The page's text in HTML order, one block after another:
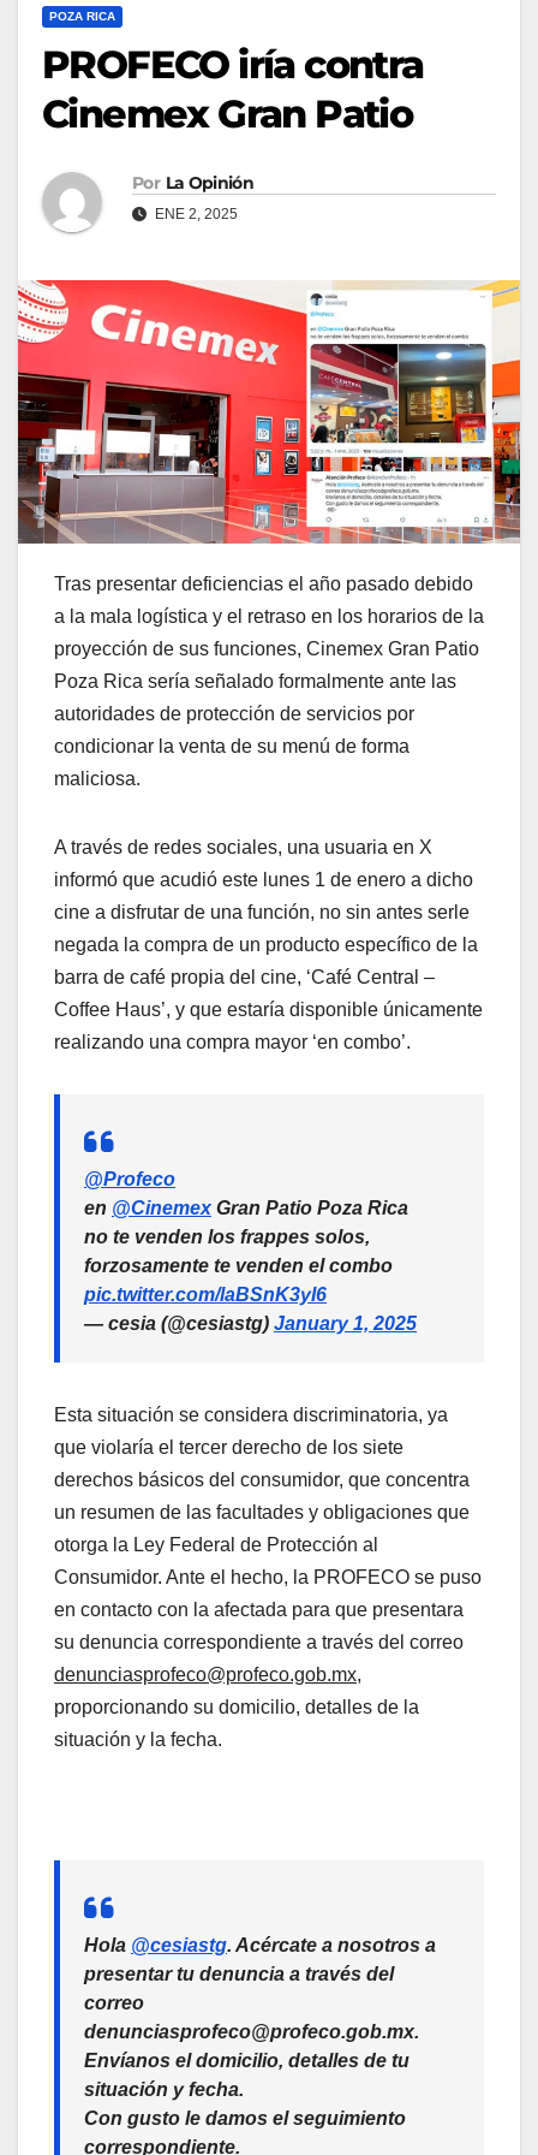
POZA RICA
PROFECO iría contra
Cinemex Gran Patio
Por La Opinión
ENE 2, 2025
Tras presentar deficiencias el año pasado debido
a la mala logística y el retraso en los horarios de la
proyección de sus funciones, Cinemex Gran Patio
Poza Rica sería señalado formalmente ante las
autoridades de protección de servicios por
condicionar la venta de su menú de forma
maliciosa.
A través de redes sociales, una usuaria en X
informó que acudió este lunes 1 de enero a dicho
cine a disfrutar de una función, no sin antes serle
negada la compra de un producto específico de la
barra de café propia del cine, ‘Café Central –
Coffee Haus’, y que estaría disponible únicamente
realizando una compra mayor ‘en combo’.
@Profeco
en @CinemexGran Patio Poza Rica
no te venden los frappes solos,
forzosamente te venden el combo
pic.twitter.com/laBSnK3yI6
— cesia (@cesiastg) January 1, 2025
Esta situación se considera discriminatoria, ya
que violaría el tercer derecho de los siete
derechos básicos del consumidor, que concentra
un resumen de las facultades y obligaciones que
otorga la Ley Federal de Protección al
Consumidor. Ante el hecho, la PROFECO se puso
en contacto con la afectada para que presentara
su denuncia correspondiente a través del correo
denunciasprofeco@profeco.gob.mx,
proporcionando su domicilio, detalles de la
situación y la fecha.
Hola @cesiastg. Acércate a nosotros a
presentar tu denuncia a través del
correo
denunciasprofeco@profeco.gob.mx.
Envíanos el domicilio, detalles de tu
situación y fecha.
Con gusto le damos el seguimiento
correspondiente.